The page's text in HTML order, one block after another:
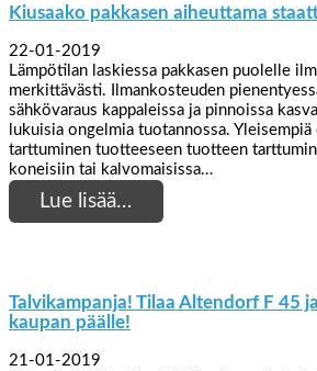
Kiusaako pakkasen aiheuttama
22-01-2019
Lämpötilan laskiessa pakkasen puolelle
merkittävästi. Ilmankosteuden
sähkövaraus kappaleissa ja pinnoissa
lukuisia ongelmia tuotannossa.
tarttuminen tuotteeseen tuotteen
koneisiin tai kalvomaisissa…
Lue lisää…
Talvikampanja! Tilaa Altendorf F 45
kaupan päälle!
21-01-2019